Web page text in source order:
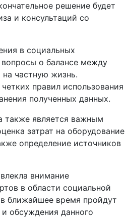
решение будет
и консультаций со
в социальных
о балансе между
частную жизнь.
правил использования
полученных данных.
также является важным
затрат на оборудование
определение источников
внимание
в области социальной
ближайшее время пройдут
обсуждения данного